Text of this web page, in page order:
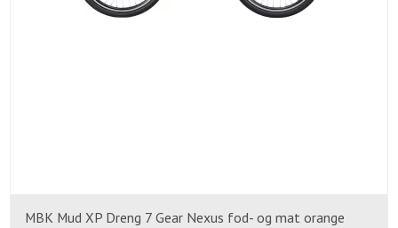
MBK Mud XP Dreng 7 Gear Nexus fod- og mat orange